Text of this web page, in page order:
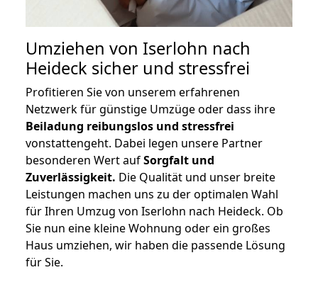
Umziehen von Iserlohn nach
Heideck sicher und stressfrei
Profitieren Sie von unserem erfahrenen
Netzwerk für günstige Umzüge oder dass ihre
Beiladung reibungslos und stressfrei
vonstattengeht. Dabei legen unsere Partner
besonderen Wert aufSorgfalt und
Zuverlässigkeit. Die Qualität und unser breite
Leistungen machen uns zu der optimalen Wahl
für Ihren Umzug von Iserlohn nach Heideck. Ob
Sie nun eine kleine Wohnung oder ein großes
Haus umziehen, wir haben die passende Lösung
für Sie.